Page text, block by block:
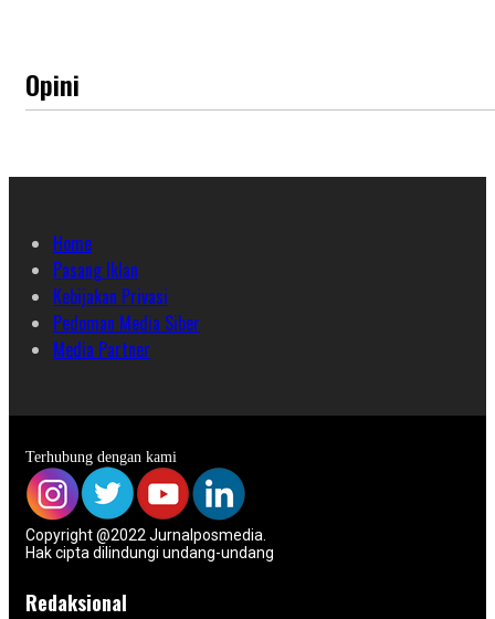
Opini
Home
Pasang Iklan
Kebijakan Privasi
Pedoman Media Siber
Media Partner
Terhubung dengan kami
Copyright @2022 Jurnalposmedia.
Hak cipta dilindungi undang-undang
Redaksional